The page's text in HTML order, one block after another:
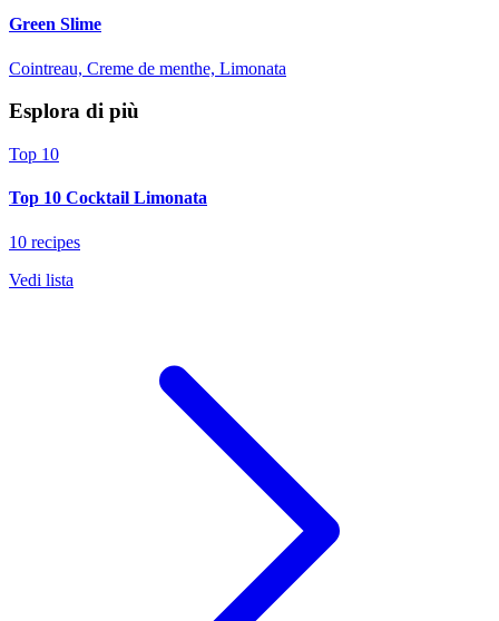
Green Slime
Cointreau, Creme de menthe, Limonata
Esplora di più
Top 10
Top 10 Cocktail Limonata
10 recipes
Vedi lista